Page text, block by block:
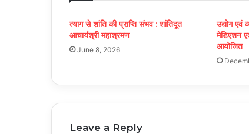
त्याग से शांति की प्राप्ति संभव : शांतिदूत
आचार्यश्री महाश्रमण
June 8, 2026
उद्योग एवं
मेडिएशन
आयोजित
Leave a Reply